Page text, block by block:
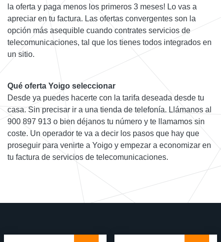
la oferta y paga menos los primeros 3 meses! Lo vas a
apreciar en tu factura. Las ofertas convergentes son la
opción más asequible cuando contrates servicios de
telecomunicaciones, tal que los tienes todos integrados en
un sitio.
Qué oferta Yoigo seleccionar
Desde ya puedes hacerte con la tarifa deseada desde tu
casa. Sin precisar ir a una tienda de telefonía. Llámanos al
900 897 913 o bien déjanos tu número y te llamamos sin
coste. Un operador te va a decir los pasos que hay que
proseguir para venirte a Yoigo y empezar a economizar en
tu factura de servicios de telecomunicaciones.